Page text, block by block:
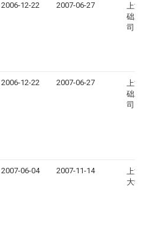
2006-12-22 2007-06-27
上海
础工
司
2006-12-22 2007-06-27
上海
础工
司
2007-06-04 2007-11-14
上海
大学